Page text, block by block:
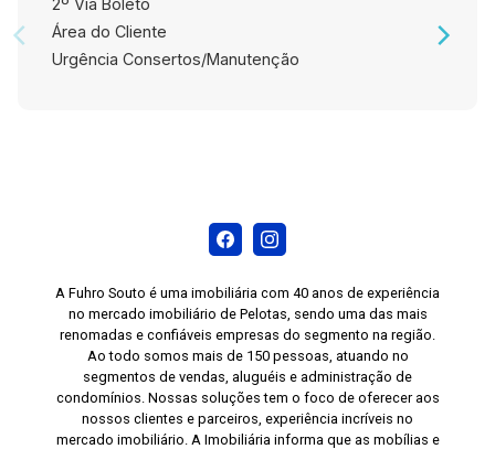
Área do Cliente
Urgência Consertos/Manutenção
A Fuhro Souto é uma imobiliária com 40 anos de experiência
no mercado imobiliário de Pelotas, sendo uma das mais
renomadas e confiáveis empresas do segmento na região.
Ao todo somos mais de 150 pessoas, atuando no
segmentos de vendas, aluguéis e administração de
condomínios. Nossas soluções tem o foco de oferecer aos
nossos clientes e parceiros, experiência incríveis no
mercado imobiliário. A Imobiliária informa que as mobílias e